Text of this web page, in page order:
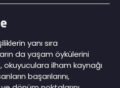
yanı sıra
da yaşam öykülerini
okuyuculara ilham kaynağı
başarılarını,